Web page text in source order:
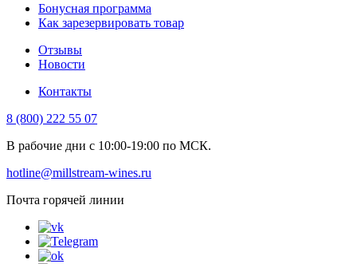
Бонусная программа
Как зарезервировать товар
Отзывы
Новости
Контакты
8 (800) 222 55 07
В рабочие дни с 10:00-19:00 по МСК.
hotline@millstream-wines.ru
Почта горячей линии